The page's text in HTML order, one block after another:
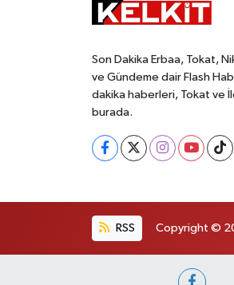
Son Dakika Erbaa, Tokat,
ve Gündeme dair Flash
dakika haberleri, Tokat ve
burada.
RSS Copyright ©